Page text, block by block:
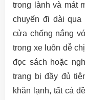
trong lành và mát
chuyến đi dài
cửa chống nắng
trong xe luôn dễ
đọc sách hoặc
trang bị đầy đủ
khăn lạnh, tất cả